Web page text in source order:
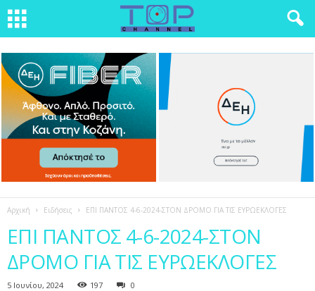
Αρχική Ειδήσεις ΕΠΙ ΠΑΝΤΟΣ 4-6-2024-ΣΤΟΝ ΔΡΟΜΟ ΓΙΑ ΤΙΣ ΕΥΡΩΕΚΛΟΓΕΣ
ΕΠΙ ΠΑΝΤΟΣ 4-6-2024-ΣΤΟΝ
ΔΡΟΜΟ ΓΙΑ ΤΙΣ ΕΥΡΩΕΚΛΟΓΕΣ
5 Ιουνίου, 2024 197 0